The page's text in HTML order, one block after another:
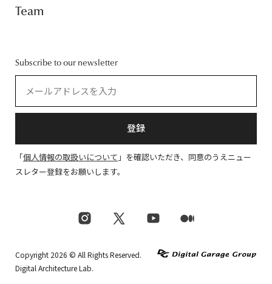
Team
Subscribe to our newsletter
登録
「個人情報の取扱いについて 」を確認いただき、同意のうえニュー
スレター登録をお願いします。
Copyright 2026 © All Rights Reserved.
Digital Architecture Lab.